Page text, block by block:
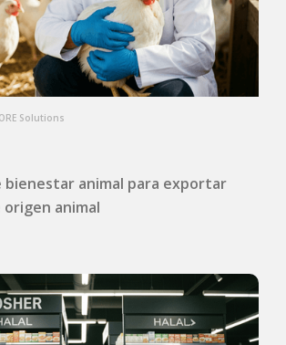
Solutions
bienestar animal para exportar
animal